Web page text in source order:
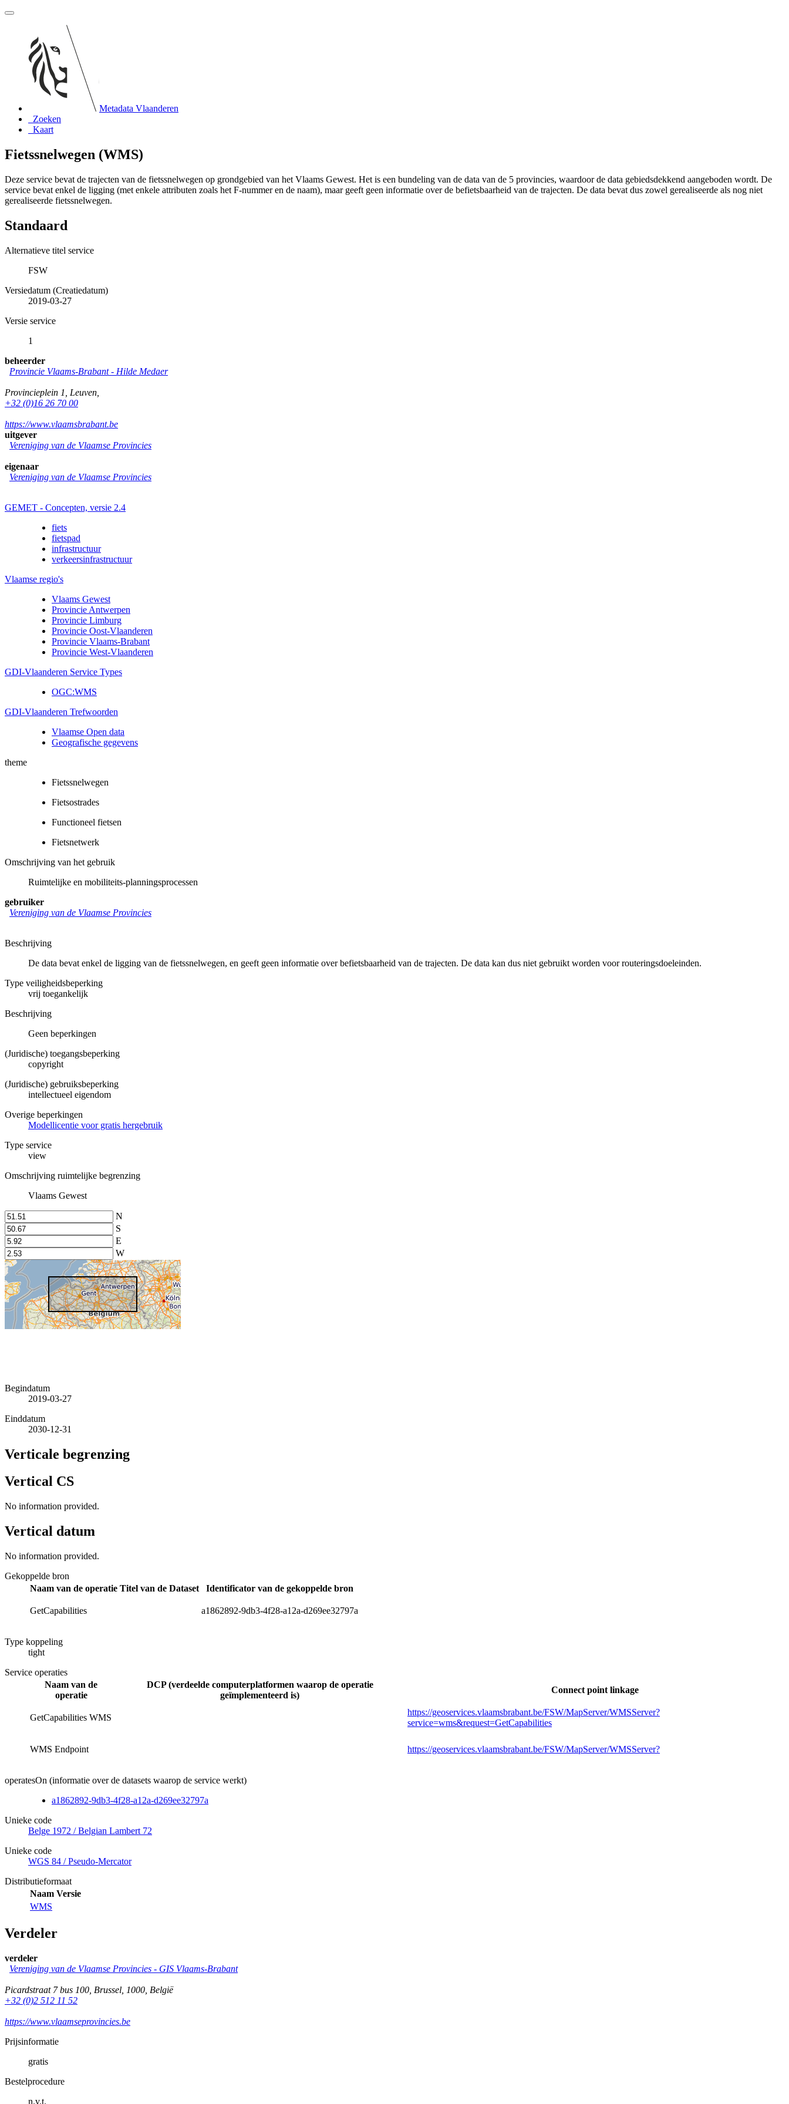
Metadata Vlaanderen
Zoeken
Kaart
Fietssnelwegen (WMS)
Deze service bevat de trajecten van de fietssnelwegen op grondgebied van het Vlaams Gewest. Het is een bundeling van de data van de 5 provincies, waardoor de data gebiedsdekkend aangeboden wordt. De
service bevat enkel de ligging (met enkele attributen zoals het F-nummer en de naam), maar geeft geen informatie over de befietsbaarheid van de trajecten. De data bevat dus zowel gerealiseerde als nog niet
gerealiseerde fietssnelwegen.
Standaard
Alternatieve titel service
FSW
Versiedatum (Creatiedatum)
2019-03-27
Versie service
1
beheerder
Provincie Vlaams-Brabant - Hilde Medaer
Provincieplein 1 Leuven
+32 (0)16 26 70 00
https://www.vlaamsbrabant.be
uitgever
Vereniging van de Vlaamse Provincies
eigenaar
Vereniging van de Vlaamse Provincies
GEMET - Concepten, versie 2.4
fiets
fietspad
infrastructuur
verkeersinfrastructuur
Vlaamse regio's
Vlaams Gewest
Provincie Antwerpen
Provincie Limburg
Provincie Oost-Vlaanderen
Provincie Vlaams-Brabant
Provincie West-Vlaanderen
GDI-Vlaanderen Service Types
OGC:WMS
GDI-Vlaanderen Trefwoorden
Vlaamse Open data
Geografische gegevens
theme
Fietssnelwegen
Fietsostrades
Functioneel fietsen
Fietsnetwerk
Omschrijving van het gebruik
Ruimtelijke en mobiliteits-planningsprocessen
gebruiker
Vereniging van de Vlaamse Provincies
Beschrijving
De data bevat enkel de ligging van de fietssnelwegen, en geeft geen informatie over befietsbaarheid van de trajecten. De data kan dus niet gebruikt worden voor routeringsdoeleinden.
Type veiligheidsbeperking
vrij toegankelijk
Beschrijving
Geen beperkingen
(Juridische) toegangsbeperking
copyright
(Juridische) gebruiksbeperking
intellectueel eigendom
Overige beperkingen
Modellicentie voor gratis hergebruik
Type service
view
Omschrijving ruimtelijke begrenzing
Vlaams Gewest
N
S
E
W
Begindatum
2019-03-27
Einddatum
2030-12-31
Verticale begrenzing
Vertical CS
No information provided.
Vertical datum
No information provided.
Gekoppelde bron
Naam van de operatie Titel van de Dataset Identificator van de gekoppelde bron
GetCapabilities a1862892-9db3-4f28-a12a-d269ee32797a
Type koppeling
tight
Service operaties
Naam van de
operatie
DCP (verdeelde computerplatformen waarop de operatie
geïmplementeerd is)
Connect point linkage
GetCapabilities WMS
https://geoservices.vlaamsbrabant.be/FSW/MapServer/WMSServer?
service=wms&request=GetCapabilities
WMS Endpoint https://geoservices.vlaamsbrabant.be/FSW/MapServer/WMSServer?
operatesOn (informatie over de datasets waarop de service werkt)
a1862892-9db3-4f28-a12a-d269ee32797a
Unieke code
Belge 1972 / Belgian Lambert 72
Unieke code
WGS 84 / Pseudo-Mercator
Distributieformaat
Naam Versie
WMS
Verdeler
verdeler
Vereniging van de Vlaamse Provincies - GIS Vlaams-Brabant
Picardstraat 7 bus 100 Brussel 1000 België
+32 (0)2 512 11 52
https://www.vlaamseprovincies.be
Prijsinformatie
gratis
Bestelprocedure
n.v.t.